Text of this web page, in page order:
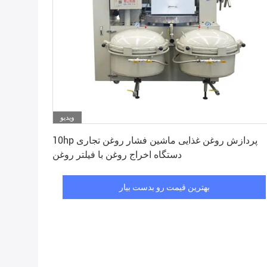
ویدیو
10hp پردازش روغن غذایی ماشین فشار روغن تجاری
دستگاه اخراج روغن با فیلتر روغن
بهترین قیمت رو بدست بیار